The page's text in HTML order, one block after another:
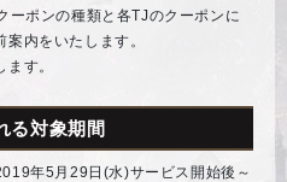
ーポンの種類と各TJのクーポンに
内をいたします。
す。
る対象期間
年5月29日(水)サービス開始後～